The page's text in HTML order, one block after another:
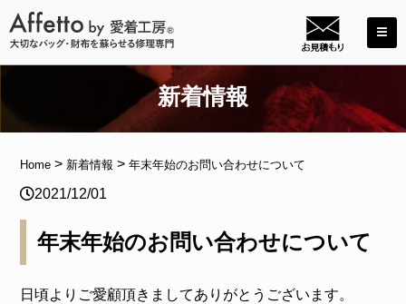
新着情報
Home > 新着情報 >年末年始のお問い合わせについて
2021/12/01
年末年始のお問い合わせについて
日頃よりご愛顧頂きましてありがとうございます。